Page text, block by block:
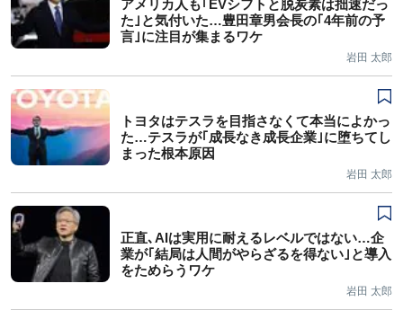
アメリカ人も｢EVシフトと脱炭素は拙速だっ
た｣と気付いた…豊田章男会長の｢4年前の予
言｣に注目が集まるワケ
岩田 太郎
トヨタはテスラを目指さなくて本当によかっ
た…テスラが｢成長なき成長企業｣に堕ちてし
まった根本原因
岩田 太郎
正直､AIは実用に耐えるレベルではない…企
業が｢結局は人間がやらざるを得ない｣と導入
をためらうワケ
岩田 太郎